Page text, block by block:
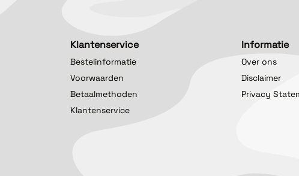
Klantenservice
Bestelinformatie
Voorwaarden
Betaalmethoden
Klantenservice
Informatie
Over ons
Disclaimer
Privacy